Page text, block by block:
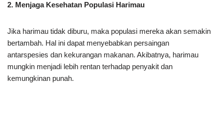
2. Menjaga Kesehatan Populasi Harimau
Jika harimau tidak diburu, maka populasi mereka akan semakin
bertambah. Hal ini dapat menyebabkan persaingan
antarspesies dan kekurangan makanan. Akibatnya, harimau
mungkin menjadi lebih rentan terhadap penyakit dan
kemungkinan punah.